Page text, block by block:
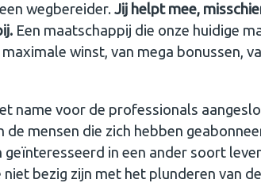
wegbereider.Jij helpt mee,
Een maatschappij die onze huidige
maximale winst, van mega bonussen,
name voor de professionals
de mensen die zich hebben
geïnteresseerd in een ander soort
niet bezig zijn met het plunderen van